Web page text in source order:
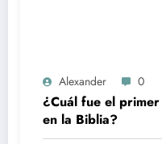
Alexander 0
¿Cuál fue el
en la Biblia?